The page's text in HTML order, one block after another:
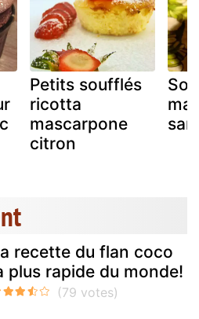
Petits soufflés
ricotta
mascarpone
citron
recette du flan coco
plus rapide du monde!